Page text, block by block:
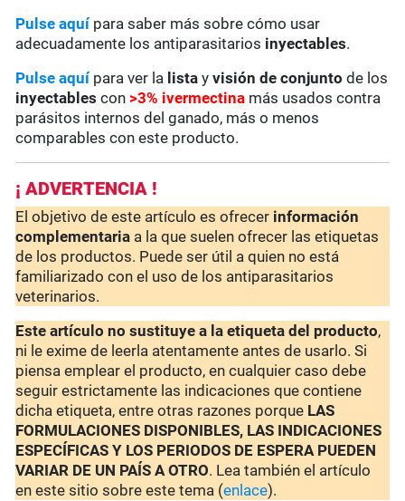
Pulse aquípara saber más sobre cómo usar
adecuadamente los antiparasitarios inyectables.
Pulse aquí para ver la lista yvisión de conjunto de los
inyectables con >3% ivermectina más usados contra
parásitos internos del ganado, más o menos
comparables con este producto.
¡ ADVERTENCIA !
El objetivo de este artículo es ofrecer información
complementaria a la que suelen ofrecer las etiquetas
de los productos. Puede ser útil a quien no está
familiarizado con el uso de los antiparasitarios
veterinarios.
Este artículo no sustituye a la etiqueta del producto,
ni le exime de leerla atentamente antes de usarlo. Si
piensa emplear el producto, en cualquier caso debe
seguir estrictamente las indicaciones que contiene
dicha etiqueta, entre otras razones porque LAS
FORMULACIONES DISPONIBLES, LAS INDICACIONES
ESPECÍFICAS Y LOS PERIODOS DE ESPERA PUEDEN
VARIAR DE UN PAÍS A OTRO. Lea también el artículo
en este sitio sobre este tema (enlace).